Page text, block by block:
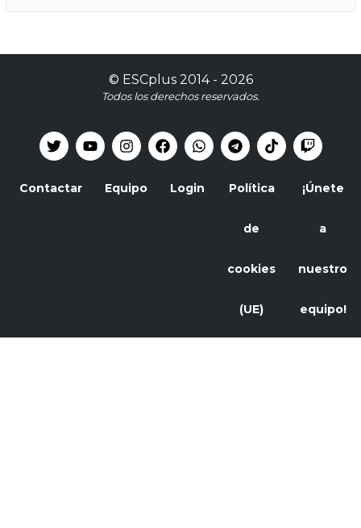
© ESCplus2014 - 2026
Todos los derechos reservados.
Contactar Equipo Login Política
de
cookies
(UE)
¡Únete
a
nuestro
equipo!